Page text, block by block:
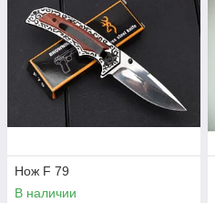
Нож F 79
В наличии